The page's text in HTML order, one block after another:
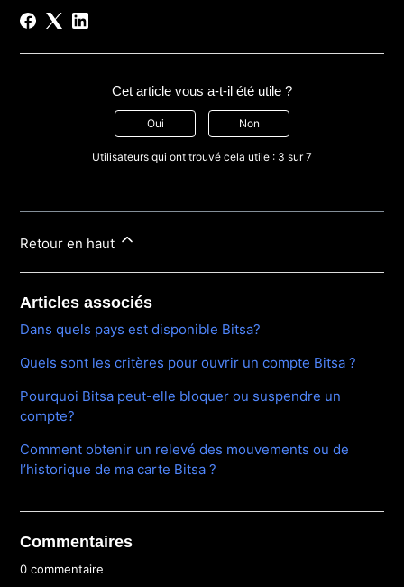
Cet article vous a-t-il été utile ?
Oui Non
Utilisateurs qui ont trouvé cela utile : 3 sur 7
Retour en haut
Articles associés
Dans quels pays est disponible Bitsa?
Quels sont les critères pour ouvrir un compte Bitsa ?
Pourquoi Bitsa peut-elle bloquer ou suspendre un
compte?
Comment obtenir un relevé des mouvements ou de
l’historique de ma carte Bitsa ?
Commentaires
0 commentaire